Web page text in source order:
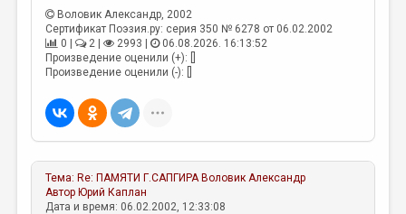
КУЛЬТУРОВЕДЕНИЕ
ПУБЛИЦИСТИКА
РЕЦЕНЗИРОВАНИЕ
ЦИКЛЫ ПУБЛИКАЦИЙ
ТРЕДИАКОВСКИЙ
МЕДИА
Воловик Александр , 2002
Сертификат Поэзия.ру: серия 350 № 6278 от 06.02.2002
0 |
2 | 2993 |
06.08.2026. 16:13:52
Произведение оценили (+): []
Произведение оценили (-): []
Тема:Re: ПАМЯТИ Г.САПГИРА Воловик Александр
АвторЮрий Каплан
Дата и время: 06.02.2002, 12:33:08